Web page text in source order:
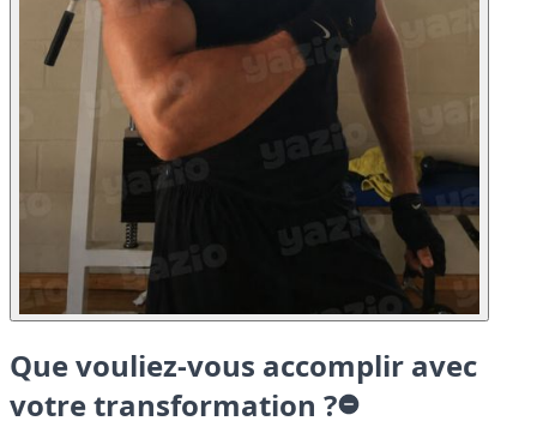
Que vouliez-vous accomplir avec
votre transformation ?